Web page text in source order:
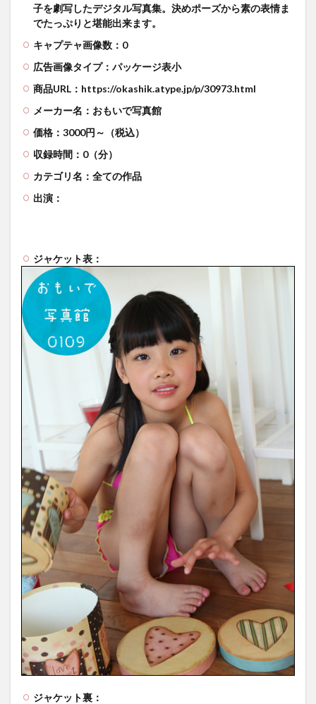
子を劇写したデジタル写真集。決めポーズから素の表情ま
でたっぷりと堪能出来ます。
キャプテャ画像数：0
広告画像タイプ：パッケージ表小
商品URL：https://okashik.atype.jp/p/30973.html
メーカー名：おもいで写真館
価格：3000円～（税込）
収録時間：0（分）
カテゴリ名：全ての作品
出演：
ジャケット表：
ジャケット裏：